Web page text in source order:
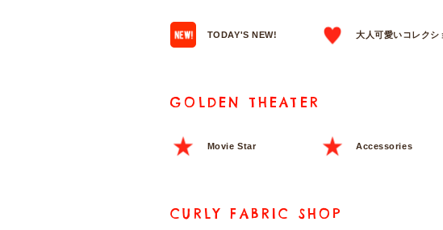
TODAY'S NEW! 大人可愛いコレクシ
GOLDEN THEATER
Movie Star Accessories
CURLY FABRIC SHOP